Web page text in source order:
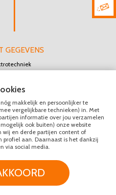
GEGEVENS
2020 - 2026
Voorwaarden
makkelijk en persoonlijker te
vergelijkbare technieken) in. Met
informatie over jou verzamelen
ook buiten) onze website
wij en derde partijen content of
profiel aan. Daarnaast is het dankzij
via social media.